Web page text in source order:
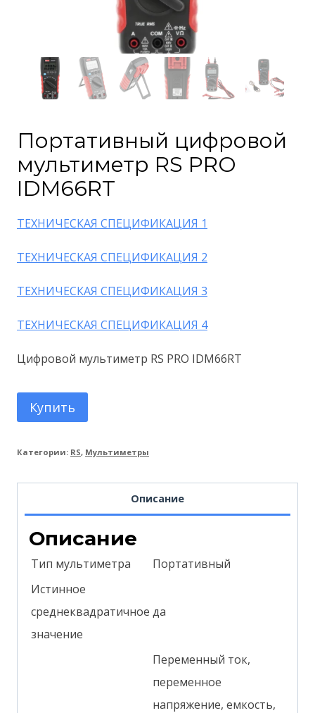
Портативный цифровой
мультиметр RS PRO
IDM66RT
ТЕХНИЧЕСКАЯ СПЕЦИФИКАЦИЯ 1
ТЕХНИЧЕСКАЯ СПЕЦИФИКАЦИЯ 2
ТЕХНИЧЕСКАЯ СПЕЦИФИКАЦИЯ 3
ТЕХНИЧЕСКАЯ СПЕЦИФИКАЦИЯ 4
Цифровой мультиметр RS PRO IDM66RT
Купить
Категории: RS, Мультиметры
Описание
Описание
Тип мультиметра
Портативный
Истинное
среднеквадратичное
значение
да
Переменный ток,
переменное
напряжение, емкость,